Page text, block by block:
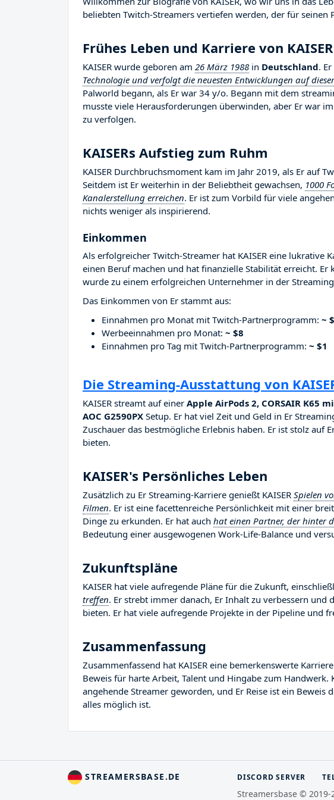
beliebten Twitch-Streamers vertiefen werden, der für seinen
Frühes Leben und Karriere von KAISER
KAISER wurde geboren am 26 März 1988 in Deutschland.
Technologie und verfolgt die neuesten Entwicklungen auf
Palworld begann, als Er war 34 y/o. Begann mit dem
musste viele Herausforderungen überwinden, aber Er war
zu verfolgen.
KAISERs Aufstieg zum Ruhm
KAISER Durchbruchsmoment kam im Jahr 2019, als Er auf
Seitdem ist Er weiterhin in der Beliebtheit gewachsen, 1000
Kanalerstellung erreichen. Er ist zum Vorbild für viele
nichts weniger als inspirierend.
Einkommen
Als erfolgreicher Twitch-Streamer hat KAISER eine lukrative
einen Beruf machen und hat finanzielle Stabilität erreicht.
wurde zu einem erfolgreichen Unternehmer in der
Das Einkommen von Er stammt aus:
Einnahmen pro Monat mit Twitch-Partnerprogramm: ~
Werbeeinnahmen pro Monat: ~ $8
Einnahmen pro Tag mit Twitch-Partnerprogramm: ~ $1
Die Streaming-Ausstattung von
KAISER streamt auf einer Apple AirPods 2, CORSAIR K65
AOC G2590PX Setup. Er hat viel Zeit und Geld in Er
Zuschauer das bestmögliche Erlebnis haben. Er ist stolz auf
bieten.
KAISER's Persönliches Leben
Zusätzlich zu Er Streaming-Karriere genießt KAISER Spielen
Filmen. Er ist eine facettenreiche Persönlichkeit mit einer
Dinge zu erkunden. Er hat auch hat einen Partner, der hinter
Bedeutung einer ausgewogenen Work-Life-Balance und
Zukunftspläne
KAISER hat viele aufregende Pläne für die Zukunft,
treffen. Er strebt immer danach, Er Inhalt zu verbessern und
bieten. Er hat viele aufregende Projekte in der Pipeline und
Zusammenfassung
Zusammenfassend hat KAISER eine bemerkenswerte
Beweis für harte Arbeit, Talent und Hingabe zum
angehende Streamer geworden, und Er Reise ist ein
alles möglich ist.
STREAMERSBASE.DE DISCORD SERVER
Streamersbase © 2019-